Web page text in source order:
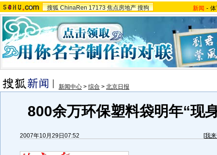
搜狐 ChinaRen 17173 焦点房地产 搜狗 新闻 -
新闻中心 > 综合 > 北京日报
800余万环保塑料袋明年“现
2007年10月29日07:52 [我